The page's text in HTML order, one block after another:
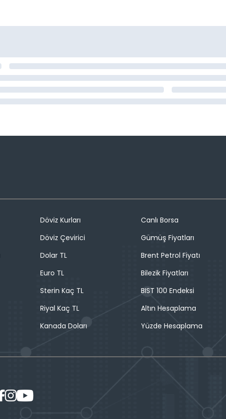
Döviz Kurları
Döviz Çevirici
Dolar TL
Euro TL
Sterin Kaç TL
Riyal Kaç TL
Kanada Doları
Canlı Borsa
Gümüş Fiyatları
Brent Petrol Fiyatı
Bilezik Fiyatları
BIST 100 Endeksi
Altın Hesaplama
Yüzde Hesaplama